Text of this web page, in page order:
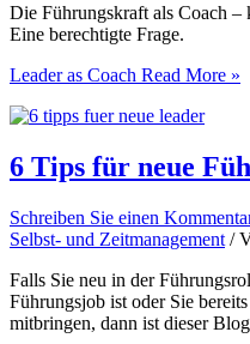
Die Führungskraft als Coach –
Eine berechtigte Frage.
Leader as Coach Read More »
6 Tips für neue
Schreiben Sie einen
Selbst- und Zeitmanagement /
Falls Sie neu in der
Führungsjob ist oder Sie
mitbringen, dann ist dieser